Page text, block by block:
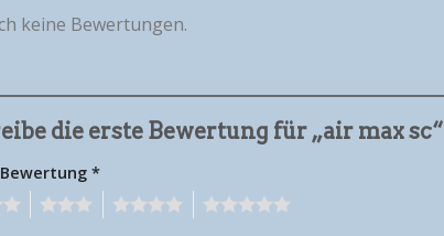
keine Bewertungen.
die erste Bewertung für „air max sc“
*